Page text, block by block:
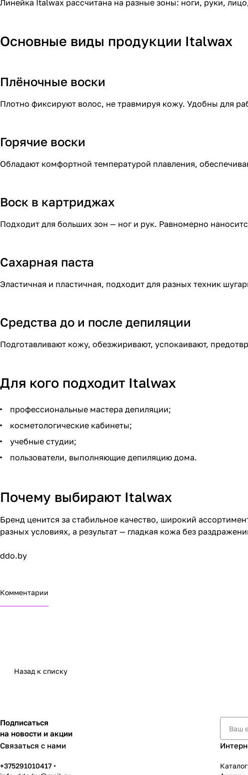
Линейка Italwax рассчитана на разные зоны: ноги, руки,
Основные виды продукции Italwax
Плёночные воски
Плотно фиксируют волос, не травмируя кожу. Удобны для
Горячие воски
Обладают комфортной температурой плавления,
Воск в картриджах
Подходит для больших зон — ног и рук. Равномерно
Сахарная паста
Эластичная и пластичная, подходит для разных техник
Средства до и после депиляции
Подготавливают кожу, обезжиривают, успокаивают,
Для кого подходит Italwax
профессиональные мастера депиляции;
косметологические кабинеты;
учебные студии;
пользователи, выполняющие депиляцию дома.
Почему выбирают Italwax
Бренд ценится за стабильное качество, широкий
разных условиях, а результат — гладкая кожа без
ddo.by
Комментарии
Назад к списку
Подписаться
на новости и акции
Связаться с нами
+375291010417
Каталог